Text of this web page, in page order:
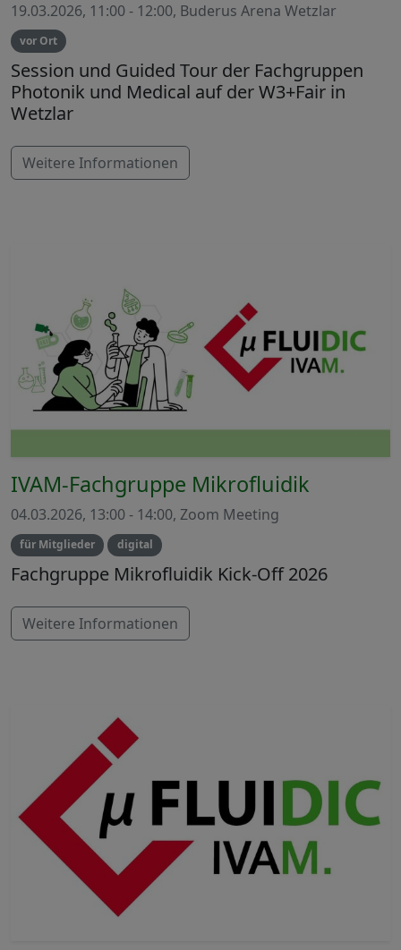
19.03.2026, 11:00 - 12:00, Buderus Arena Wetzlar
vor Ort
Session und Guided Tour der Fachgruppen
Photonik und Medical auf der W3+Fair in
Wetzlar
Weitere Informationen
IVAM-Fachgruppe Mikrofluidik
04.03.2026, 13:00 - 14:00, Zoom Meeting
für Mitglieder digital
Fachgruppe Mikrofluidik Kick-Off 2026
Weitere Informationen